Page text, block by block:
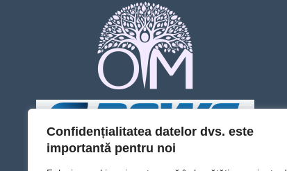
Confidențialitatea datelor dvs. este
importantă pentru noi